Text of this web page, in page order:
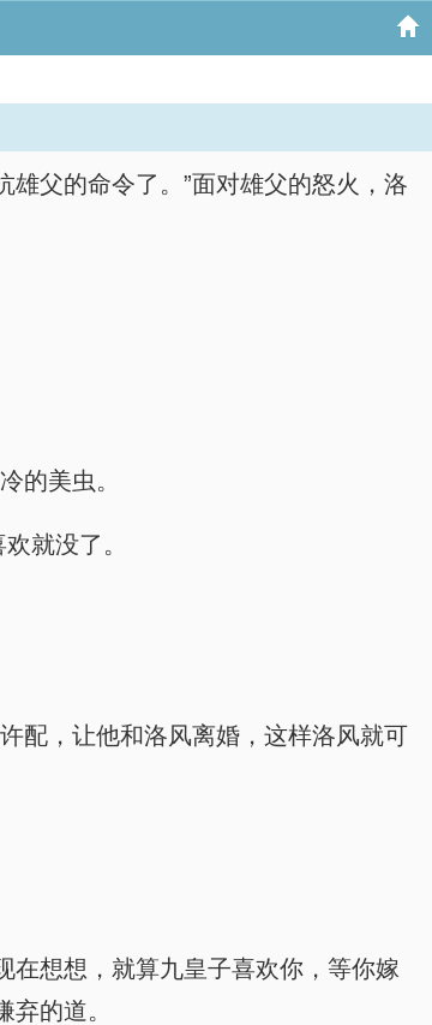
父的命令了。”面对雄父的怒火，洛
的美虫。
就没了。
配，让他和洛风离婚，这样洛风就可
在想想，就算九皇子喜欢你，等你嫁
的道。